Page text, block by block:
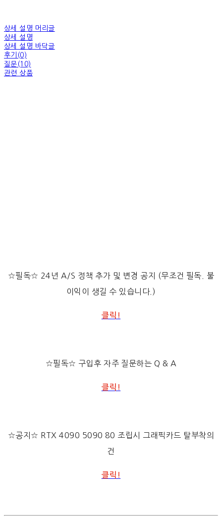
상세 설명 머리글
상세 설명
상세 설명 바닥글
후기(0)
질문(10)
관련 상품
☆필독☆ 24년 A/S 정책 추가 및 변경 공지 (무조건 필독. 불
이익이 생길 수 있습니다.)
클릭!
☆필독☆ 구입후 자주 질문하는 Q & A
클릭!
☆공지☆ RTX 4090 5090 80 조립시 그래픽카드 탈부착의
건
클릭!